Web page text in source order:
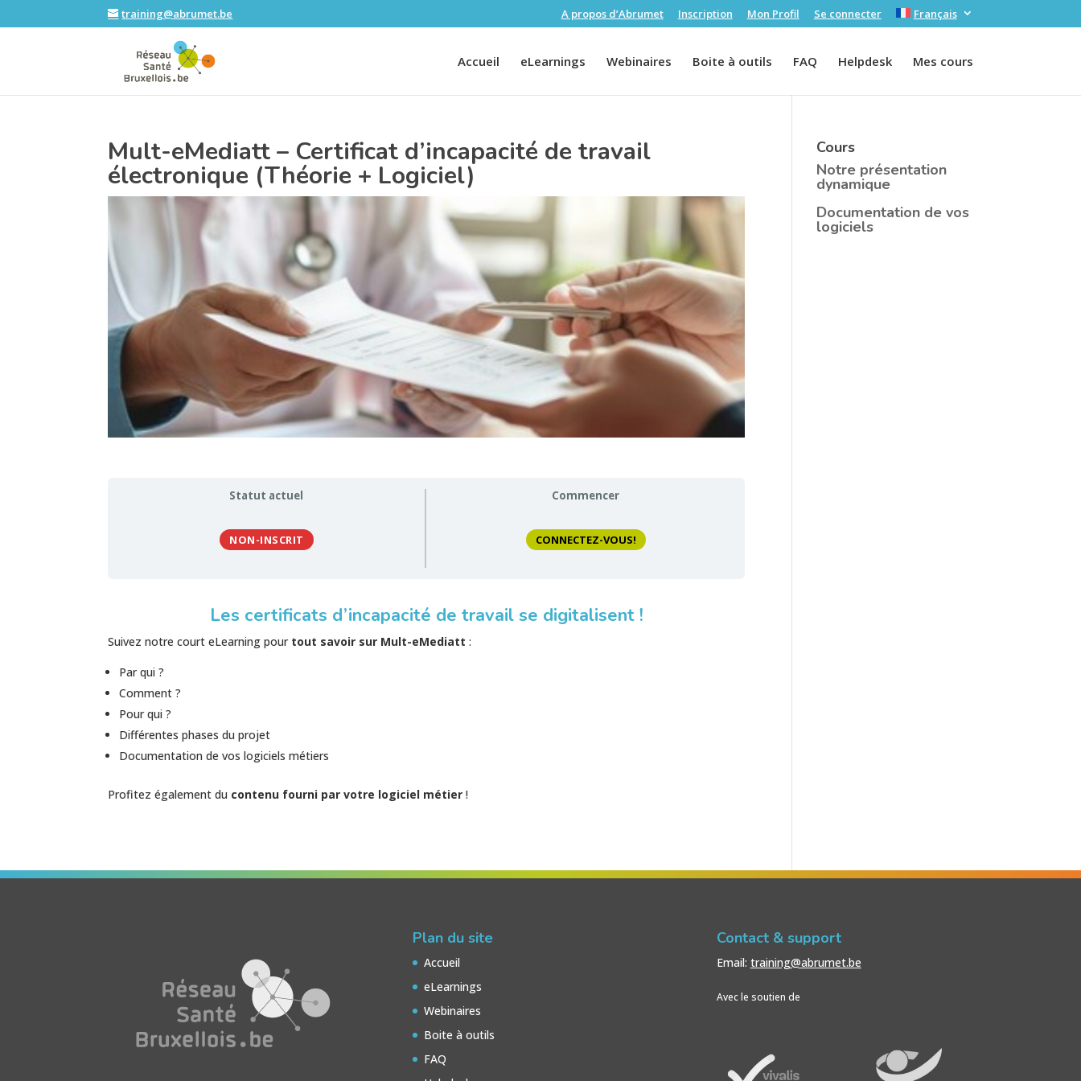
training@abrumet.be A propos d’Abrumet Inscription Mon Profil Se connecter Français
Accueil eLearnings Webinaires Boite à outils FAQ Helpdesk Mes cours
Mult-eMediatt – Certificat d’incapacité de travail
électronique (Théorie + Logiciel)
Statut actuel
NON-INSCRIT
Commencer
CONNECTEZ-VOUS!
Les certificats d’incapacité de travail se digitalisent !
Suivez notre court eLearning pour tout savoir sur Mult-eMediatt :
Par qui ?
Comment ?
Pour qui ?
Différentes phases du projet
Documentation de vos logiciels métiers
Profitez également du contenu fourni par votre logiciel métier !
Cours
Notre présentation
dynamique
Documentation de vos
logiciels
Plan du site
Accueil
eLearnings
Webinaires
Boite à outils
FAQ
Contact & support
Email: training@abrumet.be
Avec le soutien de